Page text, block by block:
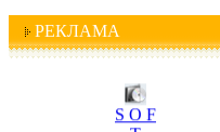
РЕКЛАМА
I C Q
S O F
T